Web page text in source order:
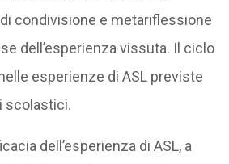
condivisione e metariflessione
dell’esperienza vissuta. Il ciclo
esperienze di ASL previste
scolastici.
dell’esperienza di ASL, a